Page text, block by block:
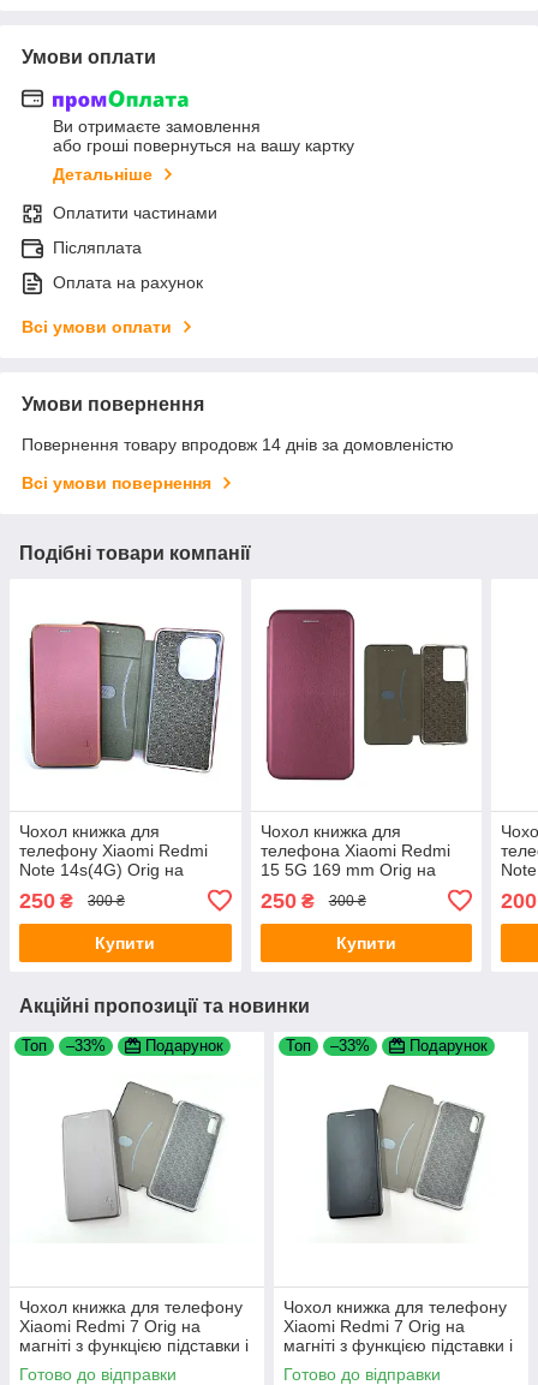
Умови оплати
Ви отримаєте замовлення
або гроші повернуться на вашу картку
Детальніше
Оплатити частинами
Післяплата
Оплата на рахунок
Всі умови оплати
Умови повернення
Повернення товару впродовж 14 днів за домовленістю
Всі умови повернення
Подібні товари компанії
Чохол книжка для
телефону Xiaomi Redmi
Note 14s(4G) Orig на
підставки і кишенею для
карток Marsala 4you
250 ₴ 300 ₴
Купити
Чохол книжка для
телефона Xiaomi Redmi
15 5G 169 mm Orig на
підставки та кишенею для
карток Marsala 4you
250₴ 300 ₴
Купити
200
Акційні пропозиції та новинки
Топ –33% Подарунок
Чохол книжка для телефону
Xiaomi Redmi 7 Orig на
магніті з функцією підставки і
кишенею для карт Grey 4you
Готово до відправки
Топ –33% Подарунок
Чохол книжка для телефону
Xiaomi Redmi 7 Orig на
магніті з функцією підставки і
кишенею для карт Black 4you
Готово до відправки